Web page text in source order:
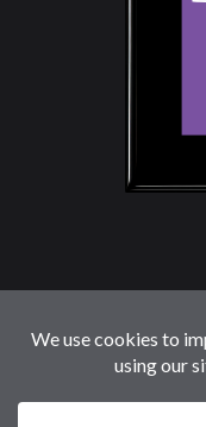
© 2026